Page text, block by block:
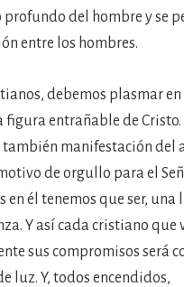
profundo del hombre y se
entre los hombres.
debemos plasmar
figura entrañable de Cristo.
también manifestación del
de orgullo para el
en él tenemos que ser,
Y así cada cristiano que
sus compromisos será
luz. Y, todos encendidos,